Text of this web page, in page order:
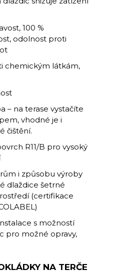
100 %
odolnost proti
chemickým látkám,
– na terase vystačíte
vhodné je i
čištění.
R11/B pro vysoký
i způsobu výroby
dlaždice šetrné
(certifikace
s možností
pro možné opravy,
NA TERČE